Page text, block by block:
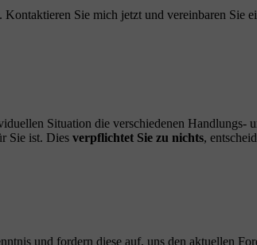
Sie mich jetzt und vereinbaren Sie
Situation die verschiedenen
Sie ist. Dies verpflichtet Sie zu nichts,
und fordern diese auf, uns den aktuellen